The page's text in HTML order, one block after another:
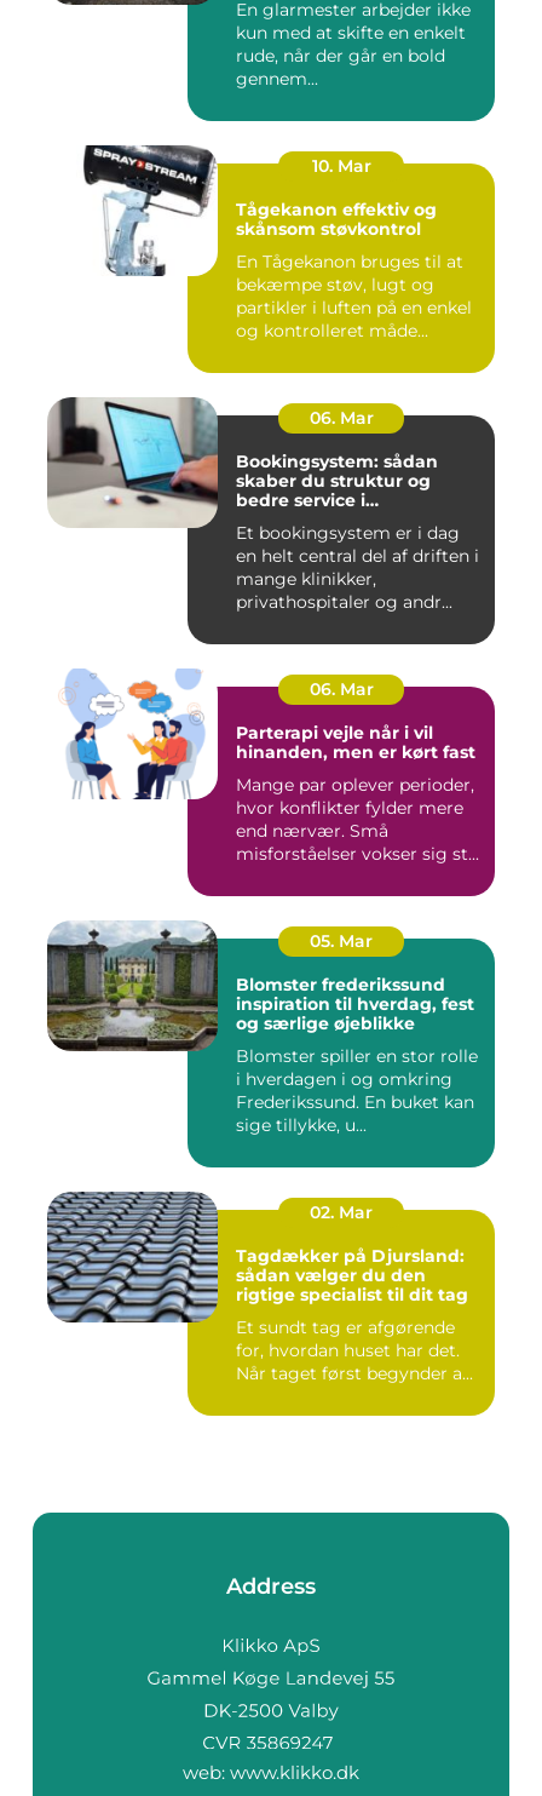
En glarmester arbejder ikke
kun med at skifte en enkelt
rude, når der går en bold
gennem...
10. Mar
Tågekanon effektiv og
skånsom støvkontrol
En Tågekanon bruges til at
bekæmpe støv, lugt og
partikler i luften på en enkel
og kontrolleret måde...
06. Mar
Bookingsystem: sådan
skaber du struktur og
bedre service i
Et bookingsystem er i dag
en helt central del af driften i
mange klinikker,
privathospitaler og andr...
06. Mar
Parterapi vejle når i vil
hinanden, men er kørt fast
Mange par oplever perioder,
hvor konflikter fylder mere
end nærvær. Små
misforståelser vokser sig st...
05. Mar
Blomster frederikssund
inspiration til hverdag, fest
og særlige øjeblikke
Blomster spiller en stor rolle
i hverdagen i og omkring
Frederikssund. En buket kan
sige tillykke, u...
02. Mar
Tagdækker på Djursland:
sådan vælger du den
rigtige specialist til dit tag
Et sundt tag er afgørende
for, hvordan huset har det.
Når taget først begynder a...
Address
web: www.klikko.dk